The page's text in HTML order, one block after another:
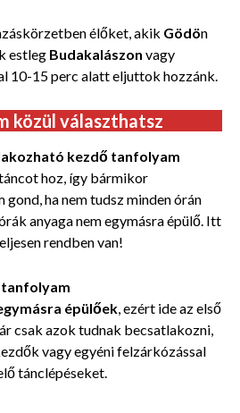
élőket, akik Gödön
estleg Budakalászon vagy
10-15 perc alatt eljuttok hozzánk.
közül választhatsz
kezdő tanfolyam
hoz, így bármikor
ha nem tudsz minden órán
anyaga nem egymásra épülő. Itt
rendben van!
tanfolyam
épülőek, ezért ide az első
csak azok tudnak becsatlakozni,
vagy egyéni felzárkózással
tánclépéseket.